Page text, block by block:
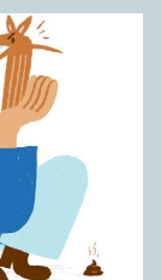
den
Ulf
språk
dragen
svenska.
vanligt
i Skånes
talets
Fabrin,